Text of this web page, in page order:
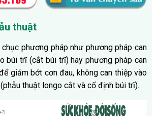
thuật
chục phương pháp như phương pháp can
búi trĩ (cắt búi trĩ) hay phương pháp can
giảm bớt cơn đau, không can thiệp vào
thuật longo cắt và cố định búi trĩ).